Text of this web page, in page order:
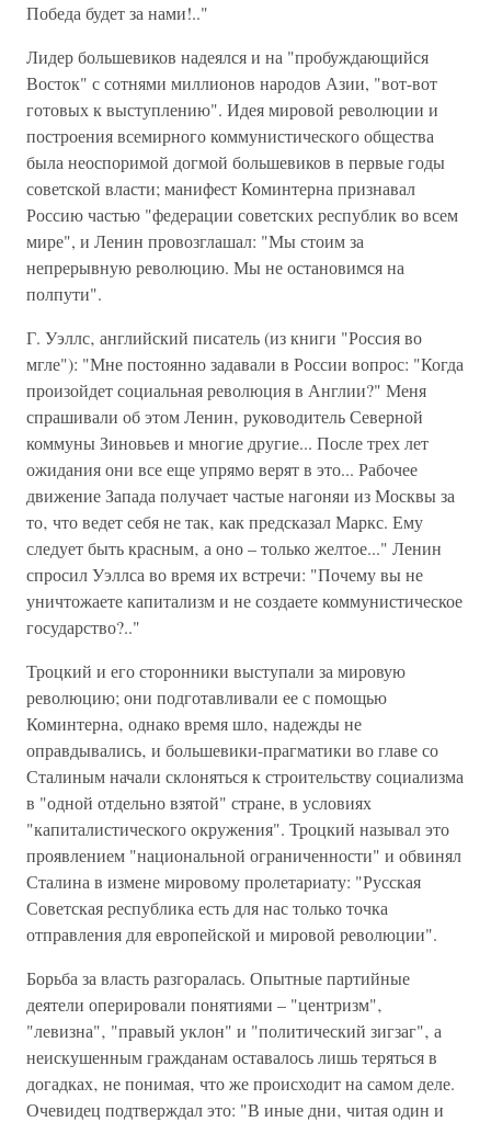
Победа будет за нами!.."
Лидер большевиков надеялся и на "пробуждающийся
Восток" с сотнями миллионов народов Азии, "вот-вот
готовых к выступлению". Идея мировой революции и
построения всемирного коммунистического общества
была неоспоримой догмой большевиков в первые годы
советской власти; манифест Коминтерна признавал
Россию частью "федерации советских республик во всем
мире", и Ленин провозглашал: "Мы стоим за
непрерывную революцию. Мы не остановимся на
полпути".
Г. Уэллс‚ английский писатель (из книги "Россия во
мгле"): "Мне постоянно задавали в России вопрос: "Когда
произойдет социальная революция в Англии?" Меня
спрашивали об этом Ленин‚ руководитель Северной
коммуны Зиновьев и многие другие... После трех лет
ожидания они все еще упрямо верят в это... Рабочее
движение Запада получает частые нагоняи из Москвы за
то‚ что ведет себя не так‚ как предсказал Маркс. Ему
следует быть красным‚ а оно – только желтое..." Ленин
спросил Уэллса во время их встречи: "Почему вы не
уничтожаете капитализм и не создаете коммунистическое
государство?.."
Троцкий и его сторонники выступали за мировую
революцию; они подготавливали ее с помощью
Коминтерна‚ однако время шло‚ надежды не
оправдывались‚ и большевики-прагматики во главе со
Сталиным начали склоняться к строительству социализма
в "одной отдельно взятой" стране, в условиях
"капиталистического окружения". Троцкий называл это
проявлением "национальной ограниченности" и обвинял
Сталина в измене мировому пролетариату: "Русская
Советская республика есть для нас только точка
отправления для европейской и мировой революции".
Борьба за власть разгоралась. Опытные партийные
деятели оперировали понятиями – "центризм"‚
"левизна"‚ "правый уклон" и "политический зигзаг"‚ а
неискушенным гражданам оставалось лишь теряться в
догадках‚ не понимая‚ что же происходит на самом деле.
Очевидец подтверждал это: "В иные дни‚ читая один и